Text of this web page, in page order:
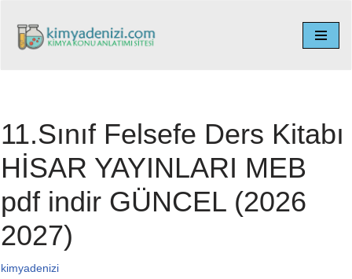
İçeriğe
11.Sınıf Felsefe Ders Kitabı
HİSAR YAYINLARI MEB
pdf indir GÜNCEL (2026
2027)
kimyadenizi